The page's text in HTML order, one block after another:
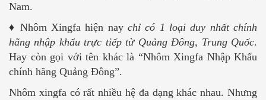
Nam.
♦ Nhôm Xingfa hiện nay chỉ có 1 loại duy nhất chính
hãng nhập khẩu trực tiếp từ Quảng Đông, Trung Quốc.
Hay còn gọi với tên khác là “Nhôm Xingfa Nhập Khẩu
chính hãng Quảng Đông”.
Nhôm xingfa có rất nhiều hệ đa dạng khác nhau. Nhưng